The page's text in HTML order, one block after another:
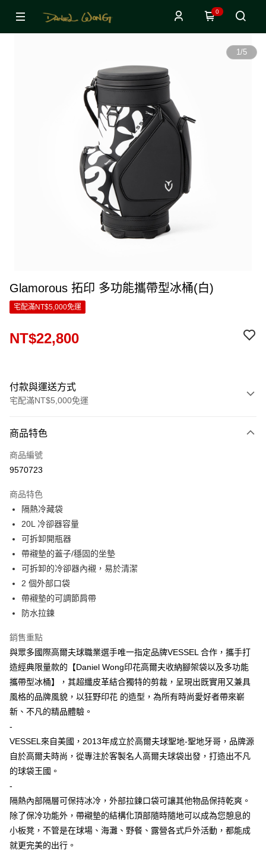
0
1/5
Glamorous 拓印 多功能攜帶型冰桶(白)
宅配滿NT$5,000免運
NT$22,800
付款與運送方式
宅配滿NT$5,000免運
信用卡一次付款
LINE Pay
ATM付款
運送方式
宅配
每筆NT$80，滿NT$5,000(含以上)免運費
宅配(外島)
每筆NT$120，滿NT$5,000(含以上)免運費
商品特色
商品編號
9570723
商品特色
隔熱冷藏袋
20L 冷卻器容量
可拆卸開瓶器
帶襯墊的蓋子/穩固的坐墊
可拆卸的冷卻器內襯，易於清潔
2 個外部口袋
帶襯墊的可調節肩帶
防水拉鍊
銷售重點
與眾多國際高爾夫球職業選手唯一指定品牌VESSEL 合作，攜手打
造經典限量款的【Daniel Wong印花高爾夫收納腳架袋以及多功能
攜帶型冰桶】，其超纖皮革結合獨特的剪裁，呈現出既實用又兼具
風格的品牌風貌，以狂野印花 的造型，為所有時尚愛好者帶來嶄
新、不凡的精品體驗。
-
VESSEL來自美國，2013年成立於高爾夫球聖地-聖地牙哥，品牌源
自於高爾夫時尚，從專注於客製名人高爾夫球袋出發，打造出不凡
的球袋王國。
-
隔熱內部隔層可保持冰冷，外部拉鍊口袋可讓其他物品保持乾爽。
除了保冷功能外，帶襯墊的結構化頂部隨時隨地可以成為您憩息的
小板凳，不管是在球場、海灘、野餐、露營各式戶外活動，都能成
就更完美的出行。